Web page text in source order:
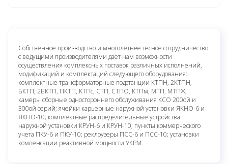
Собственное производство и многолетнее тесное сотрудничество
с ведущими производителями дает нам возможности
осуществления комплексных поставок различных исполнений,
модификаций и комплектаций следующего оборудования:
комплектные трансформаторные подстанции КТПН, 2КТПН,
БКТП, 2БКТП, ПКТП, КТПс, СТП, СТПО, КТПм, МТП, МТПЖ;
камеры сборные одностороннего обслуживания КСО 200ой и
300ой серий; ячейки карьерные наружной установки ЯКНО-6 и
ЯКНО-10; комплектные распределительные устройства
наружной установки КРУН-6 и КРУН-10; пункты коммерческого
учета ПКУ-6 и ПКУ-10; реклоузеры ПСС-6 и ПСС-10; установки
компенсации реактивной мощности УКРМ.